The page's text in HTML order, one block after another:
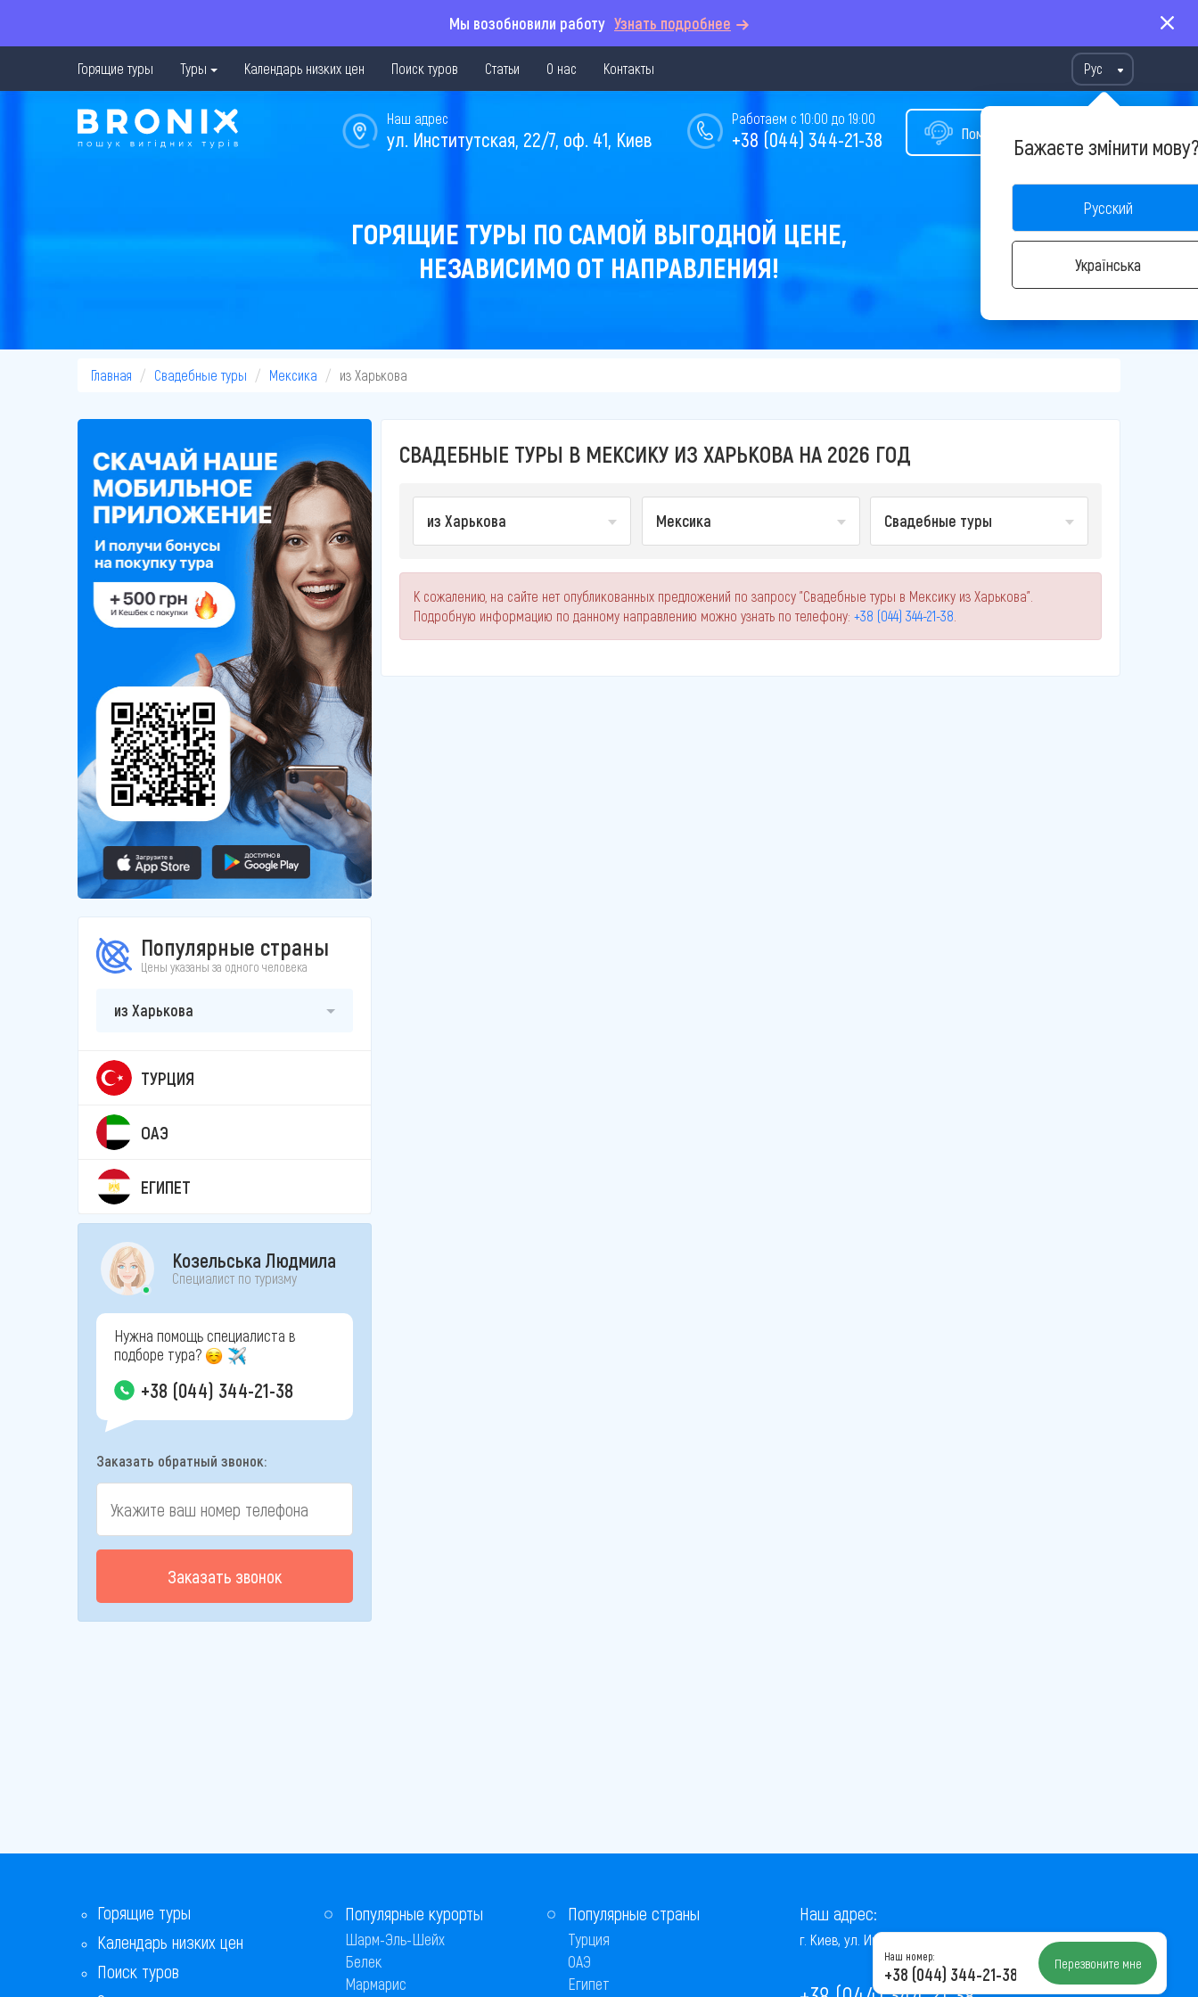
Мы возобновили работу Узнать подробнее
Горящие туры Туры Календарь низких цен Поиск туров Статьи О нас Контакты Рус
Бажаєте змінити
Русский
Українська
Помощь в подборе тура
Работаем с 10:00 до 19:00
+38 (044) 344-21-38
Наш адрес
ул. Институтская, 22/7, оф. 41, Киев
ГОРЯЩИЕ ТУРЫ ПО САМОЙ ВЫГОДНОЙ ЦЕНЕ,
НЕЗАВИСИМО ОТ НАПРАВЛЕНИЯ!
Главная Свадебные туры Мексика из Харькова
Популярные страны
Цены указаны за одного человека
из Харькова
ТУРЦИЯ
ОАЭ
ЕГИПЕТ
Козельська Людмила
Специалист по туризму
Нужна помощь специалиста в
подборе тура?
+38 (044) 344-21-38
Заказать обратный звонок:
Заказать звонок
СВАДЕБНЫЕ ТУРЫ В МЕКСИКУ ИЗ ХАРЬКОВА НА 2026 ГОД
из Харькова Мексика Свадебные туры
К сожалению, на сайте нет опубликованных предложений по запросу "Свадебные туры в Мексику из Харькова".
Подробную информацию по данному направлению можно узнать по телефону: +38 (044) 344-21-38
Горящие туры
Календарь низких цен
Поиск туров
Популярные курорты
Шарм-Эль-Шейх
Белек
Мармарис
Популярные страны
Турция
ОАЭ
Египет
Наш адрес:
г. Киев, ул. Институтская, 22/7, оф. 41
Наш номер:
+38 (044) 344-21-38 Перезвоните мне